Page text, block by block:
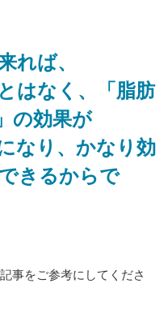
れば、
はなく、「脂肪
の効果が
なり、かなり効
きるからで
事をご参考にしてくださ